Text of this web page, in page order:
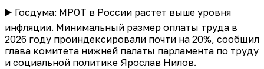
▶️ Госдума: МРОТ в России растет выше уровня
инфляции. Минимальный размер оплаты труда в
2026 году проиндексировали почти на 20%, сообщил
глава комитета нижней палаты парламента по труду
и социальной политике Ярослав Нилов.